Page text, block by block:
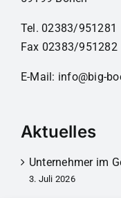
Tel. 02383/951281
Fax 02383/951282
E-Mail: info@big-
Aktuelles
Unternehmer im
3. Juli 2026